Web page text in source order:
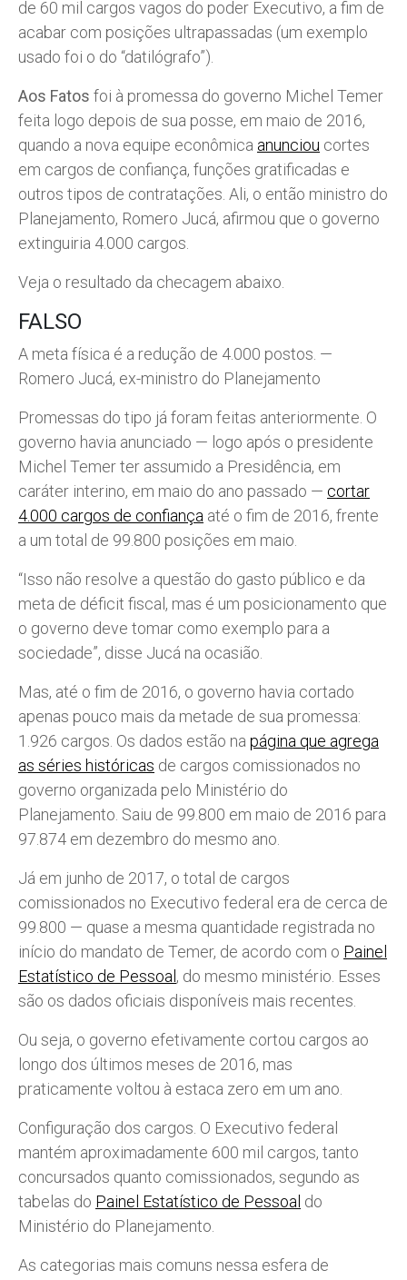
de 60 mil cargos vagos do poder Executivo, a fim de
acabar com posições ultrapassadas (um exemplo
usado foi o do “datilógrafo”).
Aos Fatos foi à promessa do governo Michel Temer
feita logo depois de sua posse, em maio de 2016,
quando a nova equipe econômica anunciou cortes
em cargos de confiança, funções gratificadas e
outros tipos de contratações. Ali, o então ministro do
Planejamento, Romero Jucá, afirmou que o governo
extinguiria 4.000 cargos.
Veja o resultado da checagem abaixo.
FALSO
A meta física é a redução de 4.000 postos. —
Romero Jucá, ex-ministro do Planejamento
Promessas do tipo já foram feitas anteriormente. O
governo havia anunciado — logo após o presidente
Michel Temer ter assumido a Presidência, em
caráter interino, em maio do ano passado — cortar
4.000 cargos de confiança até o fim de 2016, frente
a um total de 99.800 posições em maio.
“Isso não resolve a questão do gasto público e da
meta de déficit fiscal, mas é um posicionamento que
o governo deve tomar como exemplo para a
sociedade”, disse Jucá na ocasião.
Mas, até o fim de 2016, o governo havia cortado
apenas pouco mais da metade de sua promessa:
1.926 cargos. Os dados estão na página que agrega
as séries históricas de cargos comissionados no
governo organizada pelo Ministério do
Planejamento. Saiu de 99.800 em maio de 2016 para
97.874 em dezembro do mesmo ano.
Já em junho de 2017, o total de cargos
comissionados no Executivo federal era de cerca de
99.800 — quase a mesma quantidade registrada no
início do mandato de Temer, de acordo com o Painel
Estatístico de Pessoal , do mesmo ministério. Esses
são os dados oficiais disponíveis mais recentes.
Ou seja, o governo efetivamente cortou cargos ao
longo dos últimos meses de 2016, mas
praticamente voltou à estaca zero em um ano.
Configuração dos cargos. O Executivo federal
mantém aproximadamente 600 mil cargos, tanto
concursados quanto comissionados, segundo as
tabelas do Painel Estatístico de Pessoal do
Ministério do Planejamento.
As categorias mais comuns nessa esfera de